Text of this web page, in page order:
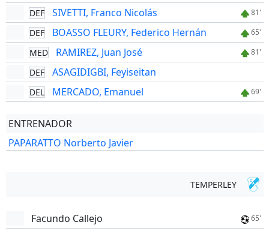
DEF SIVETTI, Franco Nicolás 81'
DEF BOASSO FLEURY, Federico Hernán 65'
MED RAMIREZ, Juan José 81'
DEF ASAGIDIGBI, Feyiseitan
DEL MERCADO, Emanuel 69'
ENTRENADOR
PAPARATTO Norberto Javier
TEMPERLEY
Facundo Callejo 65'